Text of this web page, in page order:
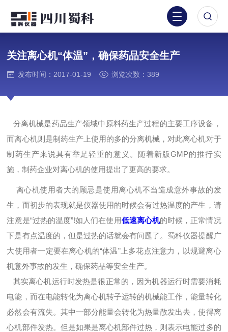
关注离心机“体温”，确保药品安全生产
发布时间：2017-01-19 浏览次数：389
分离机械是药品生产领域中原料药生产过程的主要工序设备，
而离心机则是制药生产上使用的多的分离机械，对此离心机对于
制药生产来说具有举足轻重的意义。 随着新版GMP的推行实
施，制药企业对离心机的使用提出了更高的要求。
离心机使用者大的顾忌是使用离心机不当造成意外事故的发
生，而初步的表现就是仪器使用的时候会有过热温度的产生，请
注意是“过热的温度”!如人们在使用低速离心机的时候，正常情况
下是有点温度的，但是过热的话就会有问题了。蜀科仪器提醒广
大使用者一定要在离心机的“体温”上多花点注意力，以规避离心
机意外事故的发生，确保药品等安全生产。
其实离心机运行时发热是很正常的，因为机器运行时需要消耗
电能，而在电能转化为离心机转子运转的机械能工作，能量转化
必然会有流失。其中一部分能量会转化为热量散发出去，使得离
心机部件发热。但是如果是离心机部件过热，则表示电能过多的